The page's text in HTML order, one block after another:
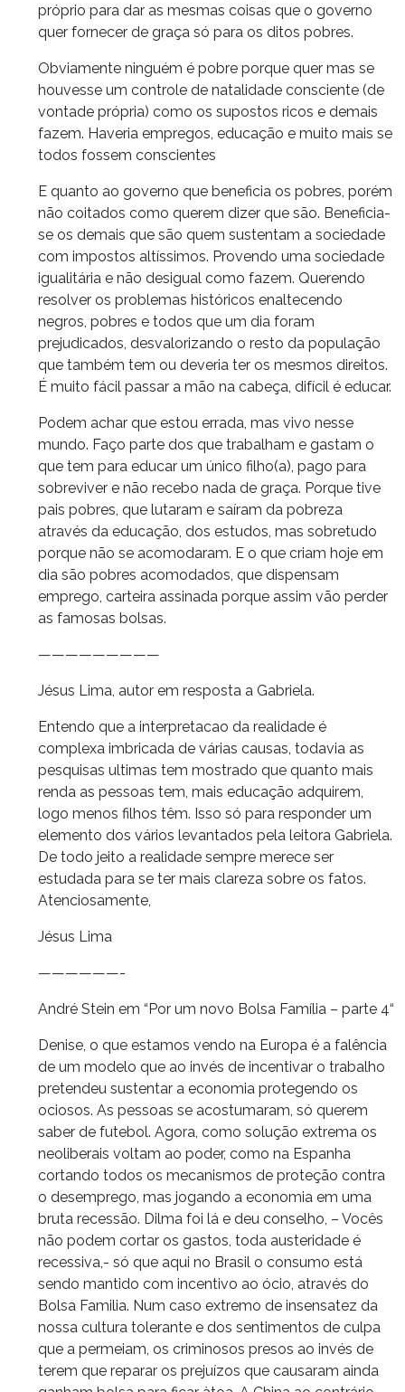
próprio para dar as mesmas coisas que o governo
quer fornecer de graça só para os ditos pobres.
Obviamente ninguém é pobre porque quer mas se
houvesse um controle de natalidade consciente (de
vontade própria) como os supostos ricos e demais
fazem. Haveria empregos, educação e muito mais se
todos fossem conscientes
E quanto ao governo que beneficia os pobres, porém
não coitados como querem dizer que são. Beneficia-
se os demais que são quem sustentam a sociedade
com impostos altíssimos. Provendo uma sociedade
igualitária e não desigual como fazem. Querendo
resolver os problemas históricos enaltecendo
negros, pobres e todos que um dia foram
prejudicados, desvalorizando o resto da população
que também tem ou deveria ter os mesmos direitos.
É muito fácil passar a mão na cabeça, difícil é educar.
Podem achar que estou errada, mas vivo nesse
mundo. Faço parte dos que trabalham e gastam o
que tem para educar um único filho(a), pago para
sobreviver e não recebo nada de graça. Porque tive
pais pobres, que lutaram e saíram da pobreza
através da educação, dos estudos, mas sobretudo
porque não se acomodaram. E o que criam hoje em
dia são pobres acomodados, que dispensam
emprego, carteira assinada porque assim vão perder
as famosas bolsas.
—————————
Jésus Lima, autor em resposta a Gabriela.
Entendo que a interpretacao da realidade é
complexa imbricada de várias causas, todavia as
pesquisas ultimas tem mostrado que quanto mais
renda as pessoas tem, mais educação adquirem,
logo menos filhos têm. Isso só para responder um
elemento dos vários levantados pela leitora Gabriela.
De todo jeito a realidade sempre merece ser
estudada para se ter mais clareza sobre os fatos.
Atenciosamente,
Jésus Lima
——————-
André Stein em “Por um novo Bolsa Família – parte 4“
Denise, o que estamos vendo na Europa é a falência
de um modelo que ao invés de incentivar o trabalho
pretendeu sustentar a economia protegendo os
ociosos. As pessoas se acostumaram, só querem
saber de futebol. Agora, como solução extrema os
neoliberais voltam ao poder, como na Espanha
cortando todos os mecanismos de proteção contra
o desemprego, mas jogando a economia em uma
bruta recessão. Dilma foi lá e deu conselho, – Vocês
não podem cortar os gastos, toda austeridade é
recessiva,- só que aqui no Brasil o consumo está
sendo mantido com incentivo ao ócio, através do
Bolsa Familia. Num caso extremo de insensatez da
nossa cultura tolerante e dos sentimentos de culpa
que a permeiam, os criminosos presos ao invés de
terem que reparar os prejuízos que causaram ainda